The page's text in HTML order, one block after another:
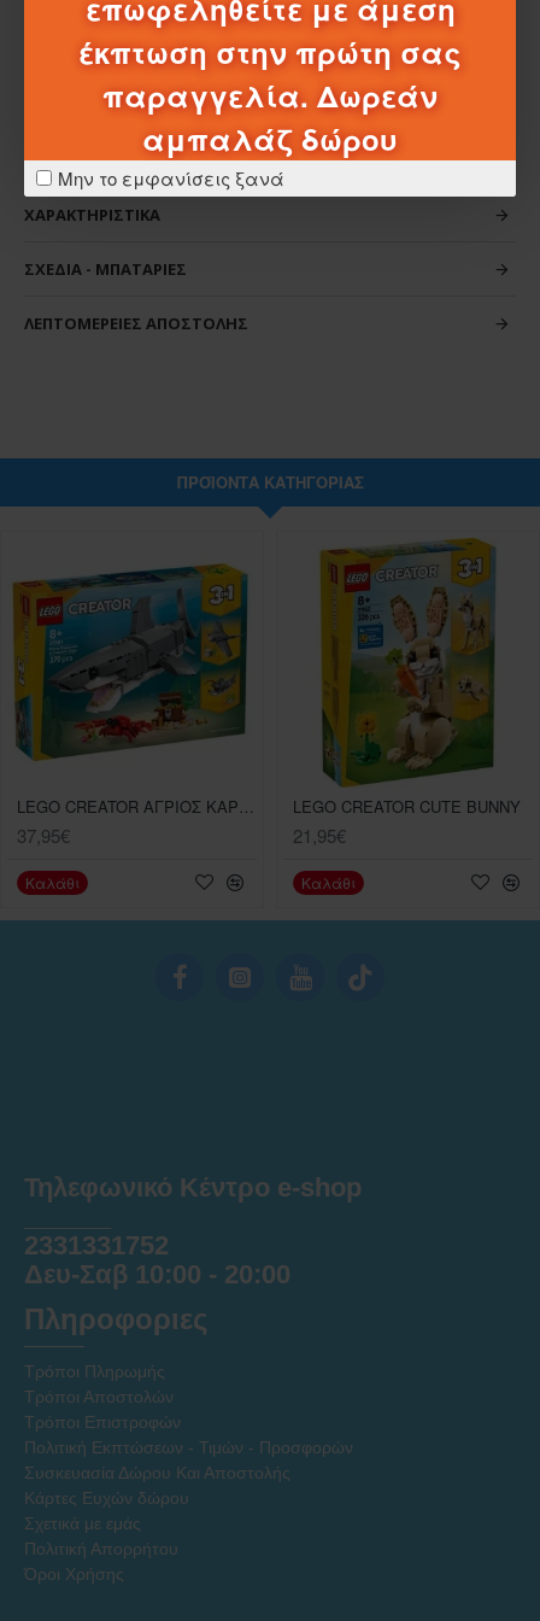
έκπτωση στην πρώτη σας
παραγγελία. Δωρεάν
αμπαλάζ δώρου
Μην το εμφανίσεις ξανά
Υλικό:Πλαστικά
ΧΑΡΑΚΤΗΡΙΣΤΙΚΆ
ΣΧΈΔΙΑ - ΜΠΑΤΑΡΊΕΣ
ΛΕΠΤΟΜΈΡΕΙΕΣ ΑΠΟΣΤΟΛΉΣ
ΠΡΟΪΌΝΤΑ ΚΑΤΗΓΟΡΊΑΣ
LEGO CREATOR AΓΡΙΟΣ ΚΑΡΧΑΡΙΑΣ ΜΕ ΣΕΝΤΟΥΚΙ ΘΗΣΑΥΡΟΥ (31381)
37,95€
Καλάθι
LEGO CREATOR CUTE BUNNY
21,95€
Καλάθι
Τηλεφωνικό Κέντρο e-shop
2331331752
Δευ-Σαβ 10:00 - 20:00
Πληροφοριες
Τρόποι Πληρωμής
Τρόποι Αποστολών
Τρόποι Επιστροφών
Πολιτική Εκπτώσεων - Τιμών - Προσφορών
Συσκευασία Δώρου Και Αποστολής
Κάρτες Ευχών δώρου
Σχετικά με εμάς
Πολιτική Απορρήτου
Όροι Χρήσης